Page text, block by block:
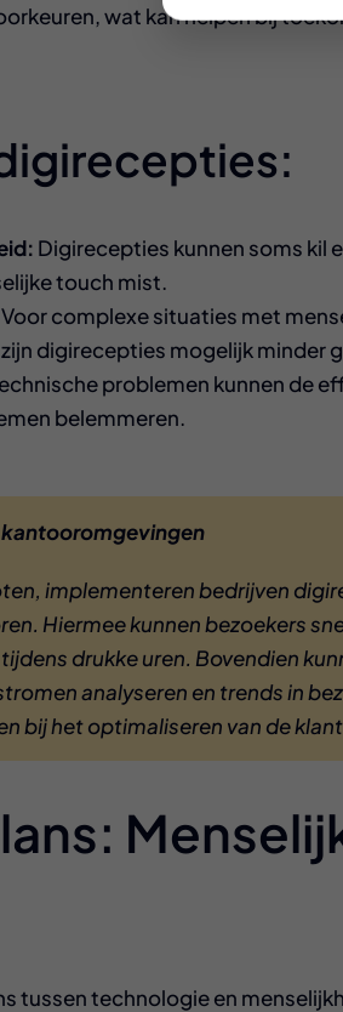
wat kan helpen bij
Digirecepties kunnen soms kil
touch mist.
Voor complexe situaties met
digirecepties mogelijk minder
problemen kunnen de
belemmeren.
implementeren bedrijven
Hiermee kunnen bezoekers
drukke uren. Bovendien
analyseren en trends in
bij het optimaliseren van de
tussen technologie en